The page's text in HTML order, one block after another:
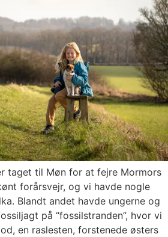
taget til Møn for at fejre Mormors
forårsvejr, og vi havde nogle
Blandt andet havde ungerne og
på “fossilstranden”, hvor vi
en raslesten, forstenede østers